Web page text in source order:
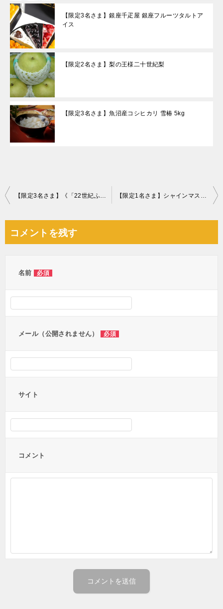
【限定3名さま】銀座千疋屋 銀座フルーツタルトア
イス
【限定2名さま】梨の王様二十世紀梨
【限定3名さま】魚沼産コシヒカリ 雪椿 5kg
投
ビ
【限定3名さま】《「22世紀ふぐ」を3か月連続でプレゼント！6月は空揚げ》～相談件数80万件突破〝祈念〟の特別企画～ 【限定1名さま】シャインマスカット『晴王』
コメントを残す
名前 必須
メール（公開されません） 必須
サイト
コメント